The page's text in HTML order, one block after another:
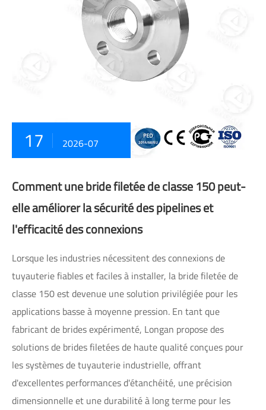
17 2026-07
Comment une bride filetée de classe 150 peut-
elle améliorer la sécurité des pipelines et
l'efficacité des connexions
Lorsque les industries nécessitent des connexions de
tuyauterie fiables et faciles à installer, la bride filetée de
classe 150 est devenue une solution privilégiée pour les
applications basse à moyenne pression. En tant que
fabricant de brides expérimenté, Longan propose des
solutions de brides filetées de haute qualité conçues pour
les systèmes de tuyauterie industrielle, offrant
d'excellentes performances d'étanchéité, une précision
dimensionnelle et une durabilité à long terme pour les